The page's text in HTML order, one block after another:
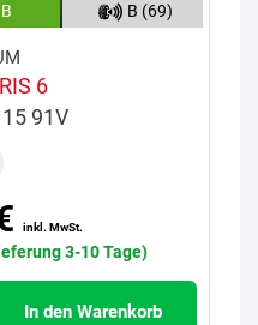
B B (69)
6
91V
inkl. MwSt.
3-10 Tage)
In den Warenkorb